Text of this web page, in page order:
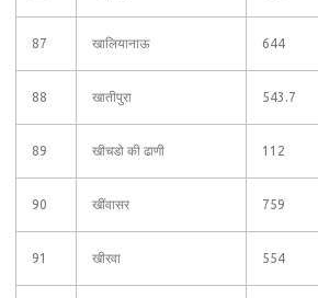
87 खालियानाऊ 644
88 खातीपुरा 543.7
89 खीचडो की ढाणी 112
90 खींवासर 759
91 खीरवा 554